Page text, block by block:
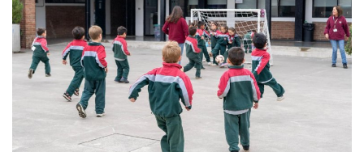
Tribunales
Deporte